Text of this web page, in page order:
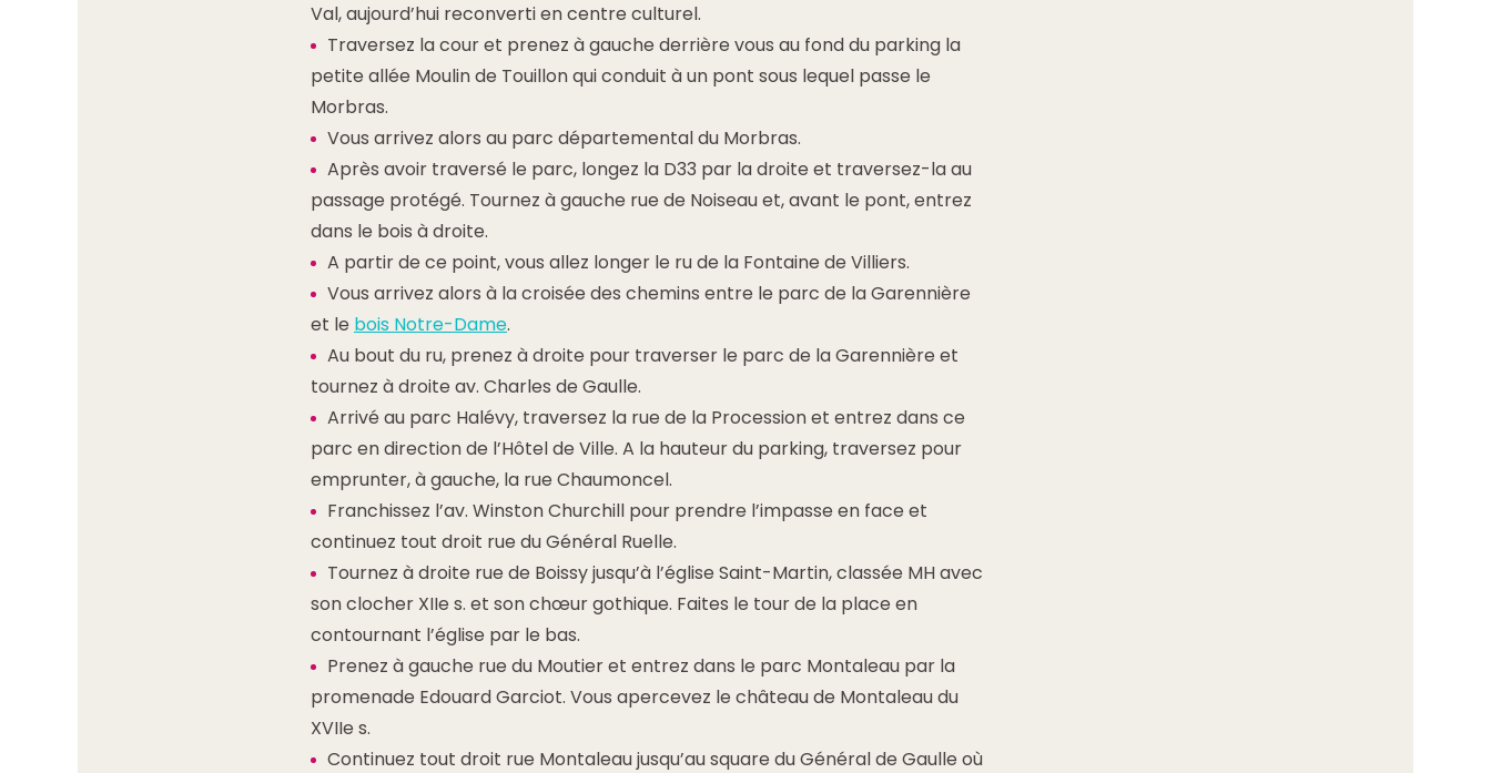
Val, aujourd’hui reconverti en centre culturel.
Traversez la cour et prenez à gauche derrière vous au fond du parking la
petite allée Moulin de Touillon qui conduit à un pont sous lequel passe le
Morbras.
Vous arrivez alors au parc départemental du Morbras.
Après avoir traversé le parc, longez la D33 par la droite et traversez-la au
passage protégé. Tournez à gauche rue de Noiseau et, avant le pont, entrez
dans le bois à droite.
A partir de ce point, vous allez longer le ru de la Fontaine de Villiers.
Vous arrivez alors à la croisée des chemins entre le parc de la Garennière
et le bois Notre-Dame.
Au bout du ru, prenez à droite pour traverser le parc de la Garennière et
tournez à droite av. Charles de Gaulle.
Arrivé au parc Halévy, traversez la rue de la Procession et entrez dans ce
parc en direction de l’Hôtel de Ville. A la hauteur du parking, traversez pour
emprunter, à gauche, la rue Chaumoncel.
Franchissez l’av. Winston Churchill pour prendre l’impasse en face et
continuez tout droit rue du Général Ruelle.
Tournez à droite rue de Boissy jusqu’à l’église Saint-Martin, classée MH avec
son clocher XIIe s. et son chœur gothique. Faites le tour de la place en
contournant l’église par le bas.
Prenez à gauche rue du Moutier et entrez dans le parc Montaleau par la
promenade Edouard Garciot. Vous apercevez le château de Montaleau du
XVIIe s.
Continuez tout droit rue Montaleau jusqu’au square du Général de Gaulle où